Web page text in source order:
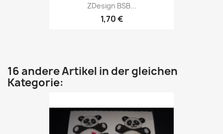
ZDesign BSB...
1,70 €
16 andere Artikel in der gleichen
Kategorie: